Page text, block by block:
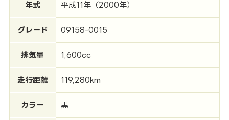
年式 平成11年（2000年）
グレード 09158-0015
排気量 1,600cc
走行距離 119,280km
カラー 黒